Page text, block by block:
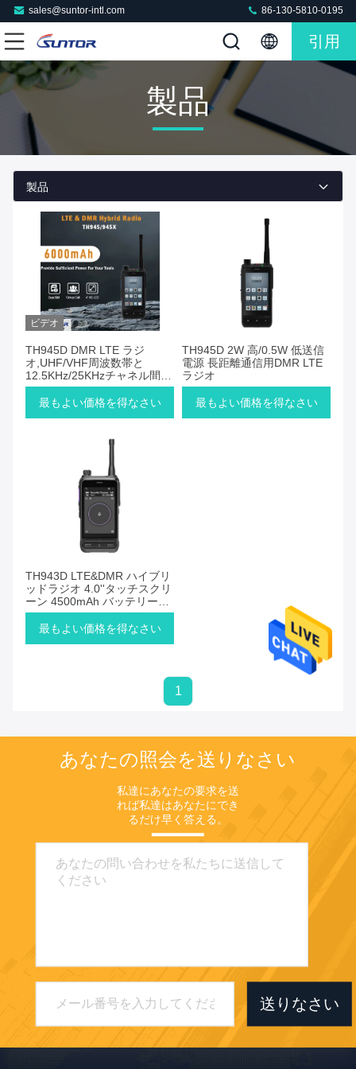
sales@suntor-intl.com 86-130-5810-0195
引用
製品
製品
ビデオ
TH945D DMR LTE ラジ
オ,UHF/VHF周波数帯と
12.5KHz/25KHzチャネル間隔
で,幅広いカバーと柔軟性
最もよい価格を得なさい
TH945D 2W 高/0.5W 低送信
電源 長距離通信用DMR LTE
ラジオ
最もよい価格を得なさい
TH943D LTE&DMR ハイブリ
ッドラジオ 4.0''タッチスクリ
ーン 4500mAh バッテリー
IP65 保護
最もよい価格を得なさい
1
あなたの照会を送りなさい
私達にあなたの要求を送
れば私達はあなたにでき
るだけ早く答える。
送りなさい